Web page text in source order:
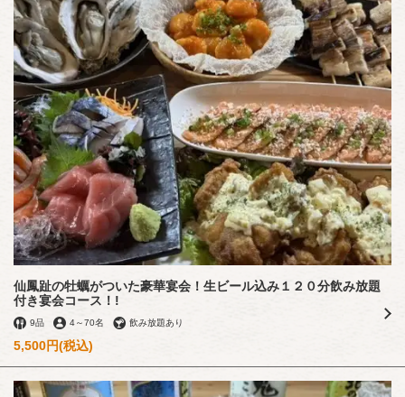
仙鳳趾の牡蠣がついた豪華宴会！生ビール込み１２０分飲み放題
付き宴会コース！!
9品 4～70名 飲み放題あり
5,500円(税込)